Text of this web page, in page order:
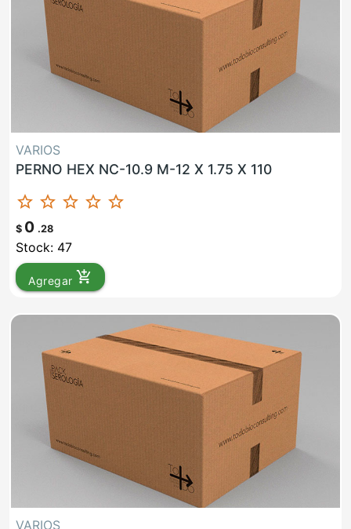
VARIOS
PERNO HEX NC-10.9 M-12 X 1.75 X 110
star_border star_border star_border star_border star_border
$ 0 .28
Stock: 47
Agregar add_shopping_cart
VARIOS